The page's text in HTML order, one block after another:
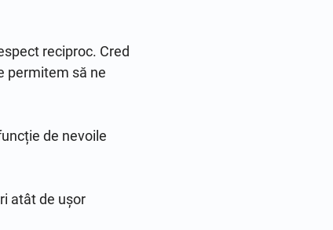
reciproc. Cred
permitem să ne
de nevoile
atât de ușor